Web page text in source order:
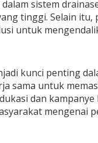
sistem
tinggi. Selain itu,
untuk
kunci penting
sama untuk
dan
mengenai